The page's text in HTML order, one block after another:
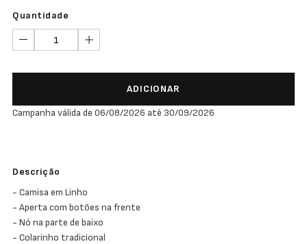
Quantidade
ADICIONAR
Campanha válida de 06/08/2026 até 30/09/2026
Descrição
- Camisa em Linho
- Aperta com botões na frente
- Nó na parte de baixo
- Colarinho tradicional